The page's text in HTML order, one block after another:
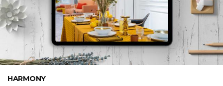
HARMONY